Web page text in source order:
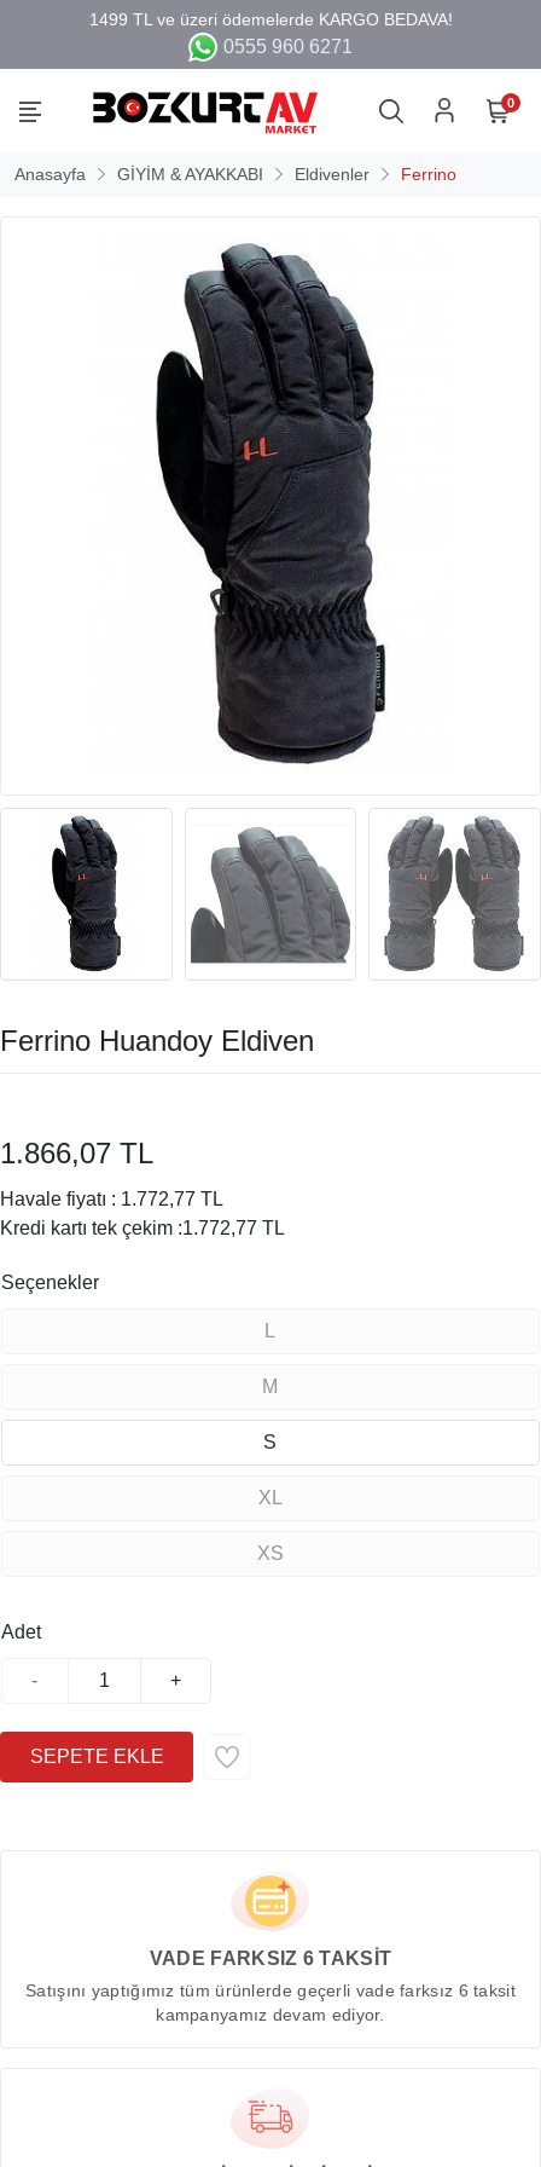
0555 960 6271
0
Anasayfa GİYİM & AYAKKABI Eldivenler Ferrino
Ferrino Huandoy Eldiven
1.866,07 TL
Havale fiyatı : 1.772,77 TL
Kredi kartı tek çekim :1.772,77 TL
Seçenekler
L
M
S
XL
XS
Adet
- +
VADE FARKSIZ 6 TAKSİT
Satışını yaptığımız tüm ürünlerde geçerli vade farksız 6 taksit
kampanyamız devam ediyor.